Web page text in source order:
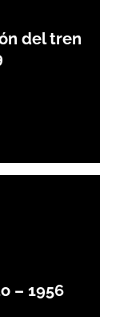
del tren
– 1956